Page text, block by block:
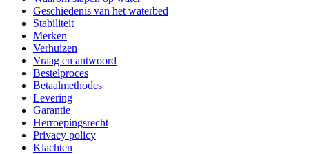
Geschiedenis van het waterbed
Stabiliteit
Merken
Verhuizen
Vraag en antwoord
Bestelproces
Betaalmethodes
Levering
Garantie
Herroepingsrecht
Privacy policy
Klachten